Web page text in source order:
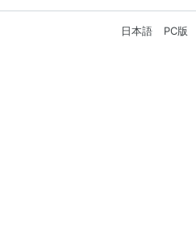
日本語 PC版